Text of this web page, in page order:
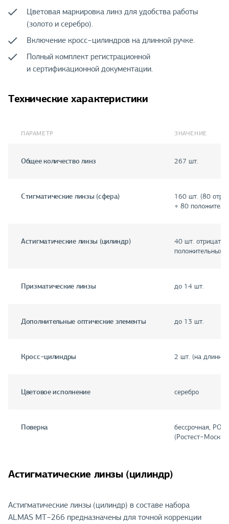
Цветовая маркировка линз для удобства работы
(золото и серебро).
Включение кросс−цилиндров на длинной ручке.
Полный комплект регистрационной
и сертификационной документации.
Технические характеристики
ПАРАМЕТР ЗНАЧЕНИЕ
Общее количество линз 267 шт.
Стигматические линзы (сфера)
160 шт. (80
+ 80
Астигматические линзы (цилиндр)
40 шт.
положительных
Призматические линзы до 14 шт.
Дополнительные оптические элементы до 13 шт.
Кросс−цилиндры 2 шт. (на
Цветовое исполнение серебро
Поверка
бессрочная,
(Ростест−Москва)
Астигматические линзы (цилиндр)
Астигматические линзы (цилиндр) в составе набора
ALMAS MT−266 предназначены для точной коррекции